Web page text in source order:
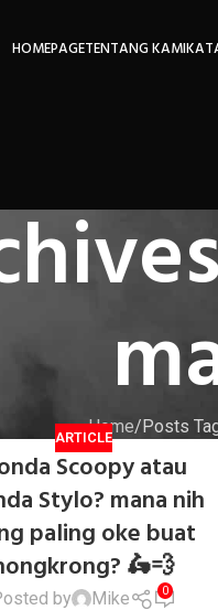
HOMEPAGETENTANG KAMI
Home Posts
ARTICLE
Scoopy atau
Stylo? mana nih
paling oke buat
🛵💨
by Mike 0